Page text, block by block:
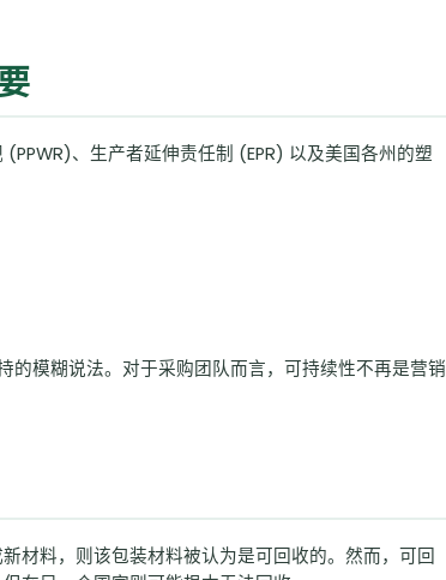
、生产者延伸责任制 (EPR) 以及美国各州的塑
的模糊说法。对于采购团队而言，可持续性不再是营销
材料，则该包装材料被认为是可回收的。然而，可回